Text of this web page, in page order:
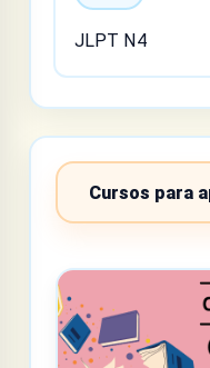
JLPT N4
Cursos para